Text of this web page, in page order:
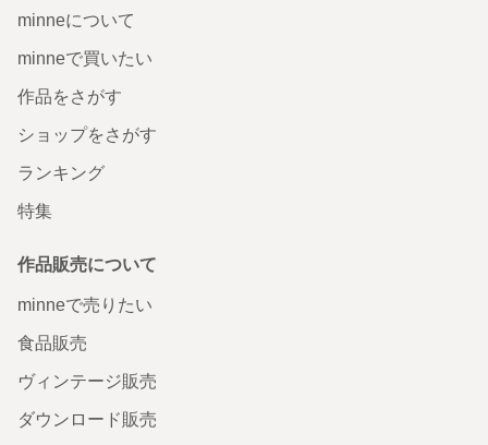
minneについて
minneで買いたい
作品をさがす
ショップをさがす
ランキング
特集
作品販売について
minneで売りたい
食品販売
ヴィンテージ販売
ダウンロード販売